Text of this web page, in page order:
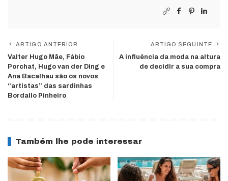
ARTIGO ANTERIOR
Valter Hugo Mãe, Fábio
Porchat, Hugo van der Ding e
Ana Bacalhau são os novos
“artistas” das sardinhas
Bordallo Pinheiro
ARTIGO SEGUINTE
A influência da moda na altura
de decidir a sua compra
Também lhe pode interessar